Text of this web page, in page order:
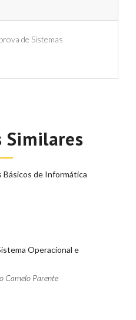
de Sistemas
Similares
de Informática
Operacional e
Camelo Parente